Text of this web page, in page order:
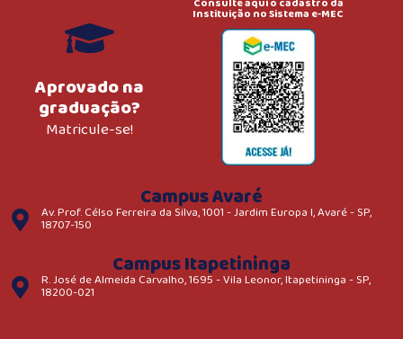
Aprovado na
graduação?
Matricule-se!
Instituição no Sistema e-MEC
Campus Avaré
Av. Prof. Célso Ferreira da Silva, 1001 - Jardim Europa I, Avaré - SP,
18707-150
Campus Itapetininga
R. José de Almeida Carvalho, 1695 - Vila Leonor, Itapetininga - SP,
18200-021